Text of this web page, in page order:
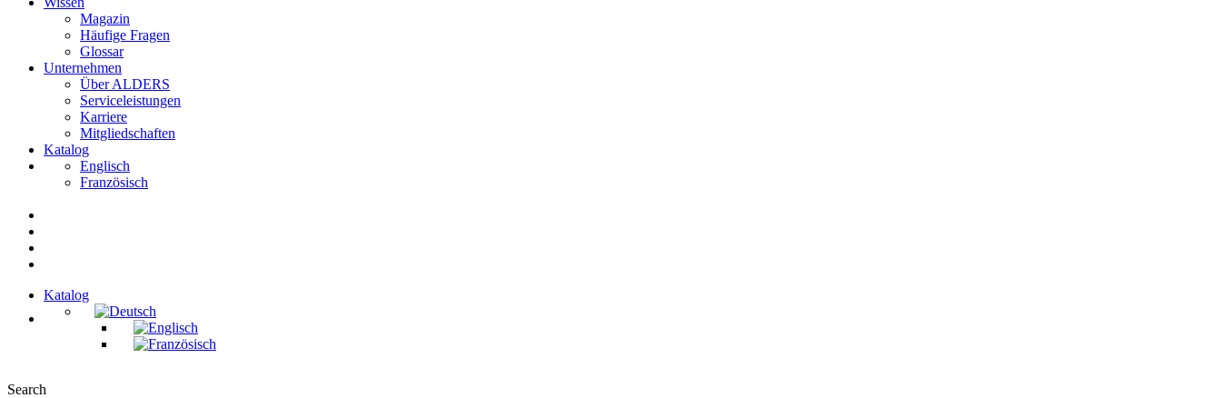
Magazin
Häufige Fragen
Glossar
Unternehmen
Über ALDERS
Serviceleistungen
Karriere
Mitgliedschaften
Katalog
Englisch
Französisch
Katalog
Search